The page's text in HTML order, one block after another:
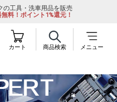
の工具・洗車用品を販売
料！ポイント1%還元！
カート 商品検索 メニュー